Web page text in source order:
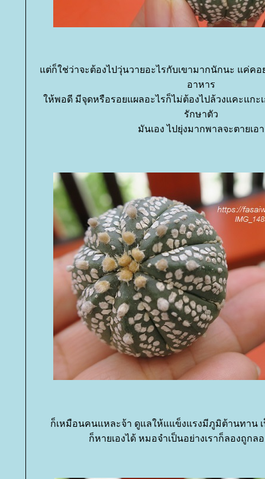
ต่ก็ใช่ว่าจะต้องไปวุ่นวายอะไรกับเขามากนักนะ แค่คอ
อาหาร
ห้พอดี มีจุดหรือรอยแผลอะไรก็ไม่ต้องไปล้วงแคะแกะ
รักษาตัว
มันเอง ไปยุ่งมากพาลจะตายเอา
ก็เหมือนคนแหละจ้า ดูแลให้แแข็งแรงมีภูมิต้านทาน
ก็หายเองได้ หมอจำเป็นอย่างเราก็ลองถูก